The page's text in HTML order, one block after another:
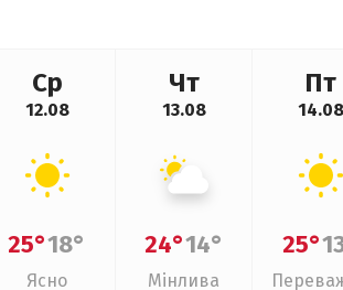
Ср
12.08
25°18°
Ясно
Чт
13.08
24°14°
Мінлива
Пт
14.08
25°